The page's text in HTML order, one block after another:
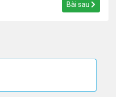
Bài sau